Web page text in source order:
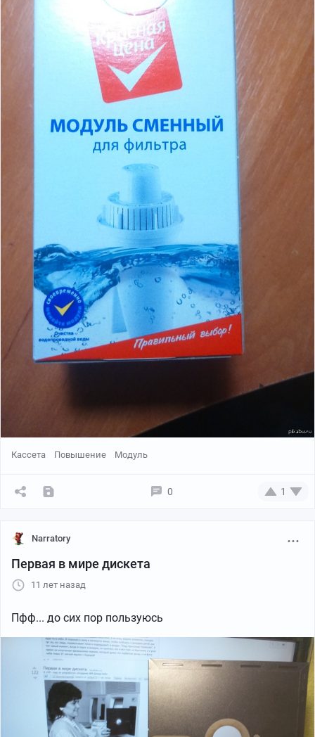
Кассета Повышение Модуль
0 1
Narratory
Первая в мире дискета
11 лет назад
Пфф... до сих пор пользуюсь